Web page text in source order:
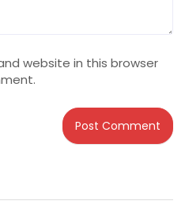
website in this browser